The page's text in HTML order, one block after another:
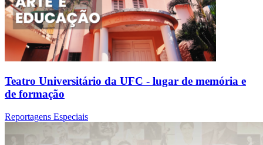
Teatro Universitário da UFC - lugar de memória e
de formação
Reportagens Especiais